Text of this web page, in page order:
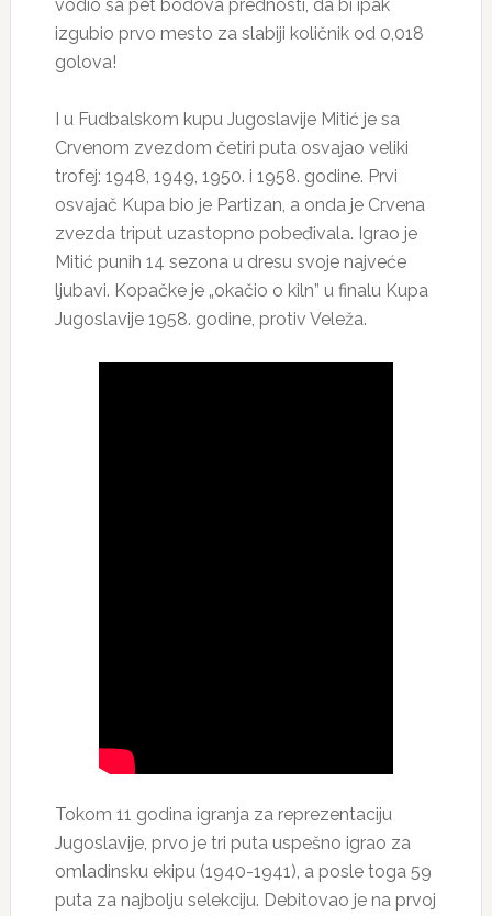
vodio sa pet bodova prednosti, da bi ipak
izgubio prvo mesto za slabiji količnik od 0,018
golova!
I u Fudbalskom kupu Jugoslavije Mitić je sa
Crvenom zvezdom četiri puta osvajao veliki
trofej: 1948, 1949, 1950. i 1958. godine. Prvi
osvajač Kupa bio je Partizan, a onda je Crvena
zvezda triput uzastopno pobeđivala. Igrao je
Mitić punih 14 sezona u dresu svoje najveće
ljubavi. Kopačke je „okačio o kiln” u finalu Kupa
Jugoslavije 1958. godine, protiv Veleža.
Tokom 11 godina igranja za reprezentaciju
Jugoslavije, prvo je tri putа uspešno igrao za
omladinsku ekipu (1940-1941), a posle toga 59
puta za najbolju selekciju. Debitovao je na prvoj